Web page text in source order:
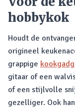
hobbykok
Houdt de
origineel
grappige
gitaar of een
of een stijlvolle
gezelliger. Ook